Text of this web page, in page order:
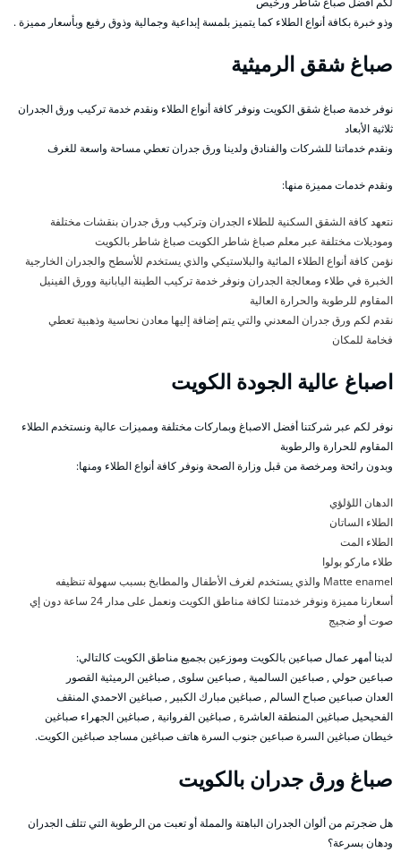
وذو خبرة بكافة أنواع الطلاء كما يتميز بلمسة إبداعية وجمالية وذوق رفيع وبأسعار مميزة .
صباغ شقق الرميثية
نوفر خدمة صباغ شقق الكويت ونوفر كافة أنواع الطلاء ونقدم خدمة تركيب ورق الجدران
ثلاثية الأبعاد
ونقدم خدماتنا للشركات والفنادق ولدينا ورق جدران تعطي مساحة واسعة للغرف
ونقدم خدمات مميزة منها:
نتعهد كافة الشقق السكنية للطلاء الجدران وتركيب ورق جدران بنقشات مختلفة
وموديلات مختلفة عبر معلم صباغ شاطر الكويت صباغ شاطر بالكويت
نؤمن كافة أنواع الطلاء المائية والبلاستيكي والذي يستخدم للأسطح والجدران الخارجية
الخبرة في طلاء ومعالجة الجدران ونوفر خدمة تركيب الطينة اليابانية وورق الفينيل
المقاوم للرطوبة والحرارة العالية
نقدم لكم ورق جدران المعدني والتي يتم إضافة إليها معادن نحاسية وذهبية تعطي
فخامة للمكان
اصباغ عالية الجودة الكويت
نوفر لكم عبر شركتنا أفضل الاصباغ وبماركات مختلفة ومميزات عالية ونستخدم الطلاء
المقاوم للحرارة والرطوبة
وبدون رائحة ومرخصة من قبل وزارة الصحة ونوفر كافة أنواع الطلاء ومنها:
الدهان اللؤلؤي
الطلاء الساتان
الطلاء المت
طلاء ماركو بولوا
Matte enamel والذي يستخدم لغرف الأطفال والمطابخ بسبب سهولة تنظيفه
أسعارنا مميزة ونوفر خدمتنا لكافة مناطق الكويت ونعمل على مدار 24 ساعة دون إي
صوت أو ضجيج
لدينا أمهر عمال صباعين بالكويت وموزعين بجميع مناطق الكويت كالتالي:
صباعين حولي , صباعين السالمية , صباعين سلوى , صباغين الرميثية القصور
العدان صباعين صباح السالم , صباغين مبارك الكبير , صباغين الاحمدي المنقف
الفحيحيل صباغين المنطقة العاشرة , صباغين الفروانية , صباغين الجهراء صباغين
خيطان صباغين السرة صباعين جنوب السرة هاتف صباغين مساجد صباغين الكويت.
صباغ ورق جدران بالكويت
هل ضجرتم من ألوان الجدران الباهتة والمملة أو تعبت من الرطوبة التي تتلف الجدران
ودهان بسرعة؟